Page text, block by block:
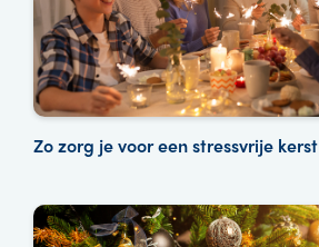
Zo zorg je voor een stressvrije kerst